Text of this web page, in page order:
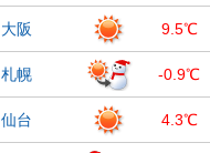
大阪 9.5℃
札幌 -0.9℃
仙台 4.3℃